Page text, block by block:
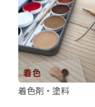
着色剤・塗料